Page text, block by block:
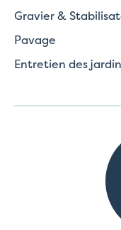
Gravier &
Pavage
Entretien des